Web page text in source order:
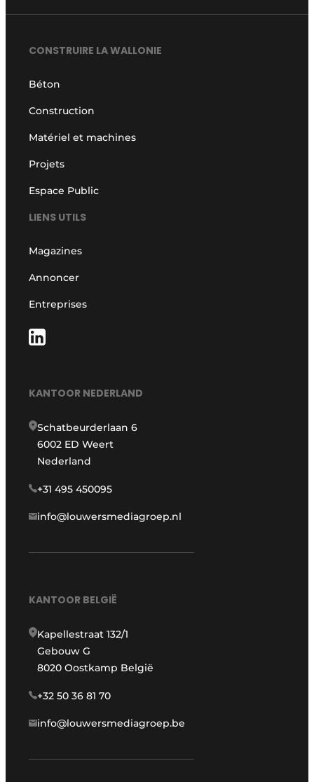
CONSTRUIRE LA WALLONIE
Béton
Construction
Matériel et machines
Projets
Espace Public
LIENS UTILS
Magazines
Annoncer
Entreprises
KANTOOR NEDERLAND
Schatbeurderlaan 6
6002 ED Weert
Nederland
+31 495 450095
info@louwersmediagroep.nl
KANTOOR BELGIË
Kapellestraat 132/1
Gebouw G
8020 Oostkamp België
+32 50 36 81 70
info@louwersmediagroep.be